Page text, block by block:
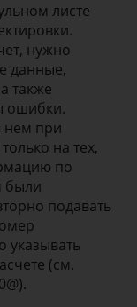
листе
нужно
данные,
также
ошибки.
нем при
на тех,
по
были
подавать
указывать
(см.